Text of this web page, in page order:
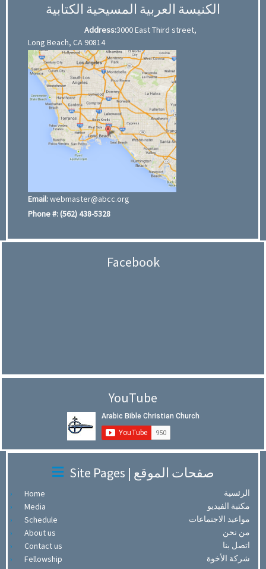
الكنيسة العربية المسيحية الكتابية
Address:3000 East Third street,
Long Beach, CA 90814
Email:webmaster@abcc.org
Phone #:(562) 438-5328
Facebook
YouTube
Site Pages | صفحات الموقع
Home
الرئسية
Media
مكتبة الفيديو
Schedule
مواعيد الاجتماعات
About us
من نحن
Contact us
اتصل بنا
Fellowship
شركة الأخوة